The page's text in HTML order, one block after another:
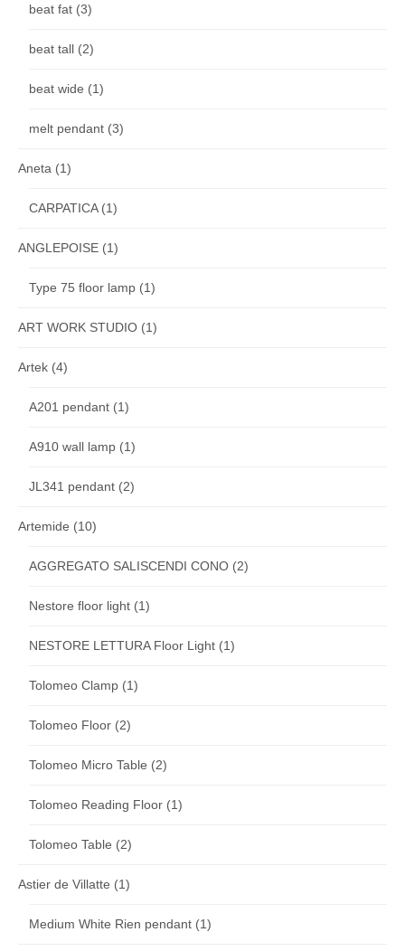
beat fat (3)
beat tall (2)
beat wide (1)
melt pendant (3)
Aneta (1)
CARPATICA(1)
ANGLEPOISE (1)
Type 75 floor lamp (1)
ART WORK STUDIO (1)
Artek (4)
A201 pendant (1)
A910 wall lamp (1)
JL341 pendant (2)
Artemide (10)
AGGREGATO SALISCENDI CONO (2)
Nestore floor light (1)
NESTORE LETTURA Floor Light (1)
Tolomeo Clamp (1)
Tolomeo Floor (2)
Tolomeo Micro Table (2)
Tolomeo Reading Floor (1)
Tolomeo Table (2)
Astier de Villatte (1)
Medium White Rien pendant (1)